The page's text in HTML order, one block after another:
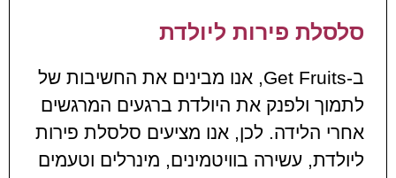
סלסלת פירות ליולדת
ב-Get Fruits, אנו מבינים את החשיבות של
לתמוך ולפנק את היולדת ברגעים המרגשים
אחרי הלידה. לכן, אנו מציעים סלסלת פירות
ליולדת, עשירה בוויטמינים, מינרלים וטעמים